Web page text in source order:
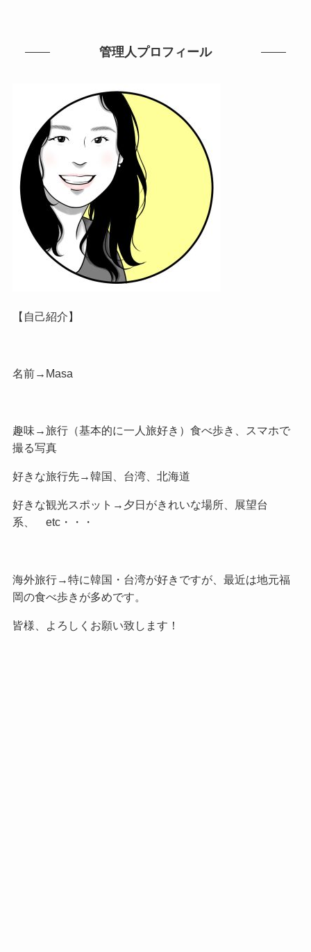
管理人プロフィール
【自己紹介】
名前→Masa
趣味→旅行（基本的に一人旅好き）食べ歩き、スマホで
撮る写真
好きな旅行先→韓国、台湾、北海道
好きな観光スポット→夕日がきれいな場所、展望台
系、 etc・・・
海外旅行→特に韓国・台湾が好きですが、最近は地元福
岡の食べ歩きが多めです。
皆様、よろしくお願い致します！